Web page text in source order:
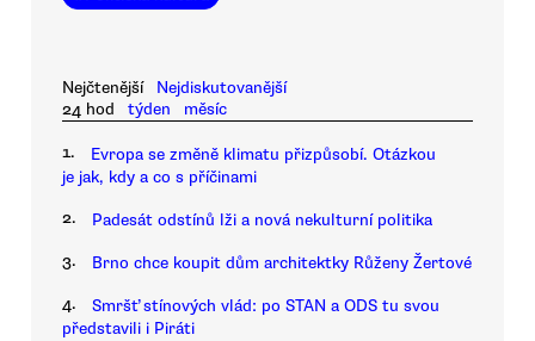
Nejčtenější
Nejdiskutovanější
24 hod
týden měsíc
1.
Evropa se změně klimatu přizpůsobí. Otázkou
je jak, kdy a co s příčinami
2. Padesát odstínů lži a nová nekulturní politika
3. Brno chce koupit dům architektky Růženy Žertové
4.
Smršť stínových vlád: po STAN a ODS tu svou
představili i Piráti